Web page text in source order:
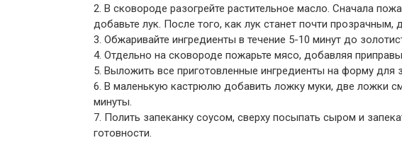
2. В сковороде разогрейте растительное масло. Сначала
добавьте лук. После того, как лук станет почти прозрачным,
3. Обжаривайте ингредиенты в течение 5-10 минут до
4. Отдельно на сковороде пожарьте мясо, добавляя
5. Выложить все приготовленные ингредиенты на форму для
6. В маленькую кастрюлю добавить ложку муки, две ложки
минуты.
7. Полить запеканку соусом, сверху посыпать сыром и
готовности.